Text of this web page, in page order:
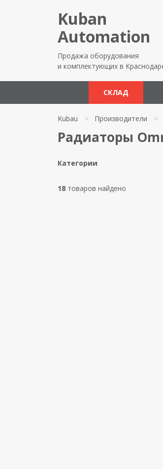
Kuban
Automation
Продажа оборудования
и комплектующих в
СКЛАД
Kubau > Производители >
Радиаторы
Категории
18 товаров найдено